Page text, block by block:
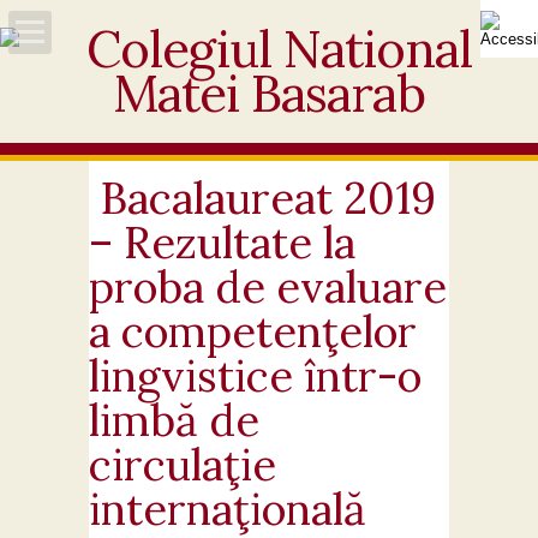
Acasă
Noutăți
Personal
Activități educative
Elevi
Ofertă
Bacalaureat 2019
– Rezultate la
proba de evaluare
a competenţelor
lingvistice într-o
limbă de
circulaţie
internaţională